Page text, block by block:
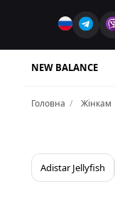
NEW BALANCE
Головна Жінкам
Adistar Jellyfish